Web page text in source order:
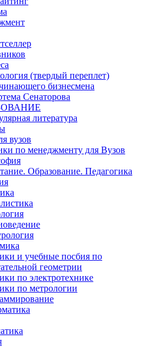
(твердый переплет)
бизнесмена
Сенаторова
литература
вузов
по менеджменту для Вузов
Образование. Педагогика
и учебные посбия по
геометрии
по электротехнике
по метрологии